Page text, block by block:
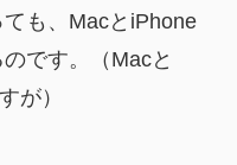
も、MacとiPhone
です。（Macと
が）